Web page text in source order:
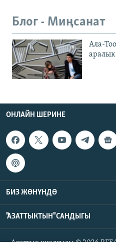
Блог - Миңсанат
Ала-
ОНЛАЙН ШЕРИНЕ
БИЗ ЖӨНҮНДӨ
"АЗАТТЫКТЫН" САНДЫГЫ